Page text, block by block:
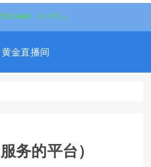
-0.17%↓
黄金直播间
务的平台）